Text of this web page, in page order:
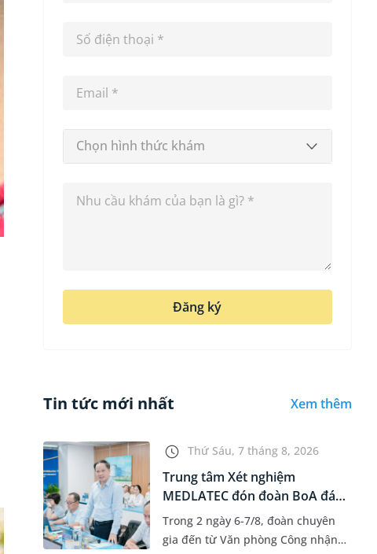
Chọn hình thức khám
Đăng ký
Tin tức mới nhất Xem thêm
Thứ Sáu, 7 tháng 8, 2026
Trung tâm Xét nghiệm
MEDLATEC đón đoàn BoA đánh
giá giám...
Trong 2 ngày 6-7/8, đoàn chuyên
gia đến từ Văn phòng Công nhận